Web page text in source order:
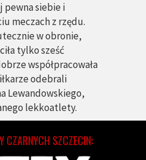
pewna siebie i
meczach z rzędu.
w obronie,
tylko sześć
współpracowała
odebrali
Lewandowskiego,
lekkoatlety.
CZARNYCH SZCZECIN: